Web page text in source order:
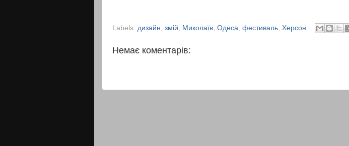
Labels: дизайн змій Миколаїв Одеса фестиваль Херсон
Немає коментарів: